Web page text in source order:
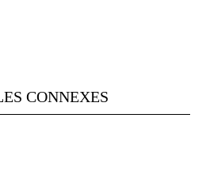
CONNEXES